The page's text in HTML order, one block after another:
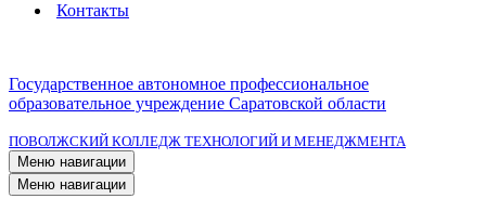
Контакты
Государственное автономное профессиональное
образовательное учреждение Саратовской области
ПОВОЛЖСКИЙ КОЛЛЕДЖ ТЕХНОЛОГИЙ И МЕНЕДЖМЕНТА
Меню навигации
Меню навигации